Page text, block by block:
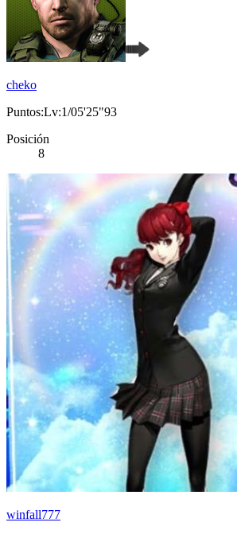
cheko
Puntos:Lv:1/05'25"93
Posición
8
winfall777